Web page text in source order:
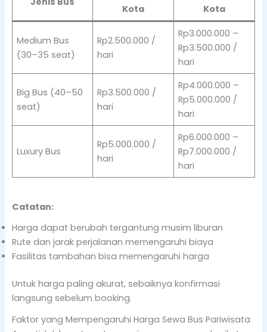
Kota
Kota
Medium Bus
(30–35 seat)
Rp2.500.000 /
hari
Rp3.000.000 –
Rp3.500.000 /
hari
Big Bus (40–50
seat)
Rp3.500.000 /
hari
Rp4.000.000 –
Rp5.000.000 /
hari
Luxury Bus
Rp5.000.000 /
hari
Rp6.000.000 –
Rp7.000.000 /
hari
Catatan:
Harga dapat berubah tergantung musim liburan
Rute dan jarak perjalanan memengaruhi biaya
Fasilitas tambahan bisa memengaruhi harga
Untuk harga paling akurat, sebaiknya konfirmasi
langsung sebelum booking.
Faktor yang Mempengaruhi Harga Sewa Bus Pariwisata